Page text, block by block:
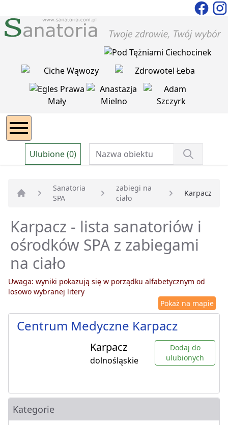
Ulubione (0)
Strona główna
Sanatoria
SPA
zabiegi na
ciało
Karpacz
Karpacz - lista sanatoriów i
ośrodków SPA z zabiegami
na ciało
Uwaga: wyniki pokazują się w porządku alfabetycznym od
losowo wybranej litery
Pokaż na mapie
Centrum Medyczne Karpacz
Karpacz
dolnośląskie
Dodaj do
ulubionych
Kategorie